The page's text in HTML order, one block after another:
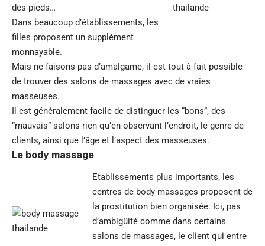
des pieds…
Dans beaucoup d’établissements, les
filles proposent un supplément
monnayable.
Mais ne faisons pas d’amalgame, il est tout à fait possible
de trouver des salons de massages avec de vraies
masseuses.
Il est généralement facile de distinguer les “bons”, des
“mauvais” salons rien qu’en observant l’endroit, le genre de
clients, ainsi que l’âge et l’aspect des masseuses.
Le body massage
Etablissements plus importants, les
centres de body-massages proposent de
la prostitution bien organisée. Ici, pas
d’ambigüité comme dans certains
salons de massages, le client qui entre